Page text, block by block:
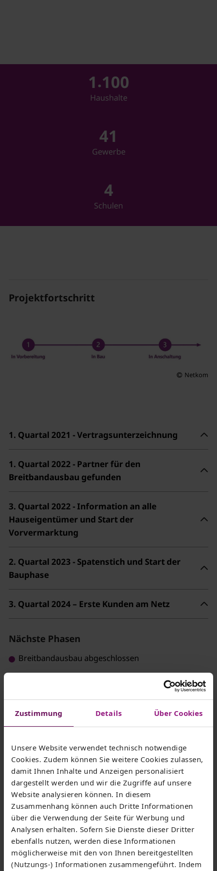
Zustimmung Details Über Cookies
Unsere Website verwendet technisch notwendige
Cookies. Zudem können Sie weitere Cookies zulassen,
damit Ihnen Inhalte und Anzeigen personalisiert
dargestellt werden und wir die Zugriffe auf unsere
Website analysieren können. In diesem
Zusammenhang können auch Dritte Informationen
über die Verwendung der Seite für Werbung und
Analysen erhalten. Sofern Sie Dienste dieser Dritter
ebenfalls nutzen, werden diese Informationen
möglicherweise mit den von Ihnen bereitgestellten
(Nutzungs-) Informationen zusammengeführt. Indem
1.100
Haushalte
41
Gewerbe
4
Schulen
Projektfortschritt
Netkom
1. Quartal 2021 - Vertragsunterzeichnung
1. Quartal 2022 - Partner für den
Breitbandausbau gefunden
3. Quartal 2022 - Information an alle
Hauseigentümer und Start der
Vorvermarktung
2. Quartal 2023 - Spatenstich und Start der
Bauphase
3. Quartal 2024 – Erste Kunden am Netz
Nächste Phasen
Breitbandausbau abgeschlossen
In 5 Schritten zum Netz der Zukunft
shapecharge/iStockphoto.com